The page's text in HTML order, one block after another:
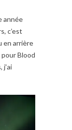
année
c’est
en arrière
Blood